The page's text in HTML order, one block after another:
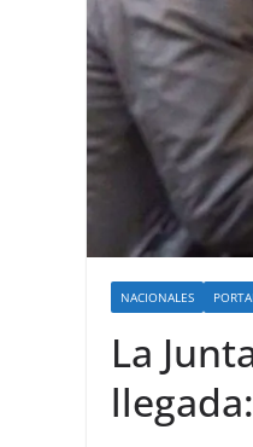
NACIONALES
La